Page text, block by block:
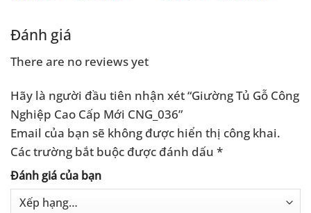
₫.
Đánh giá
There are no reviews yet
Hãy là người đầu tiên nhận xét “Giường Tủ Gỗ Công
Nghiệp Cao Cấp Mới CNG_036”
Email của bạn sẽ không được hiển thị công khai.
Các trường bắt buộc được đánh dấu *
Đánh giá của bạn